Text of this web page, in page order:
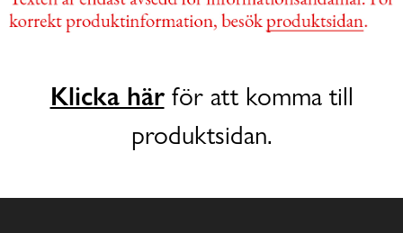
Klicka härför att komma till
produktsidan.